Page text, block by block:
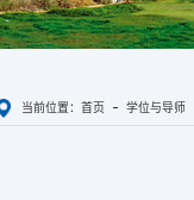
当前位置： 首页 学位与导师